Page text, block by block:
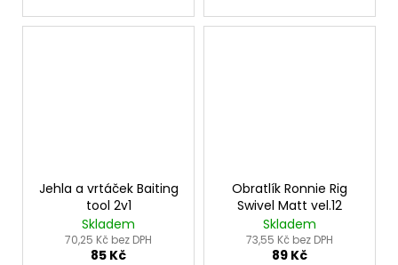
Jehla a vrtáček Baiting
tool 2v1
Skladem
70,25 Kč bez DPH
85 Kč
Obratlík Ronnie Rig
Swivel Matt vel.12
Skladem
73,55 Kč bez DPH
89 Kč